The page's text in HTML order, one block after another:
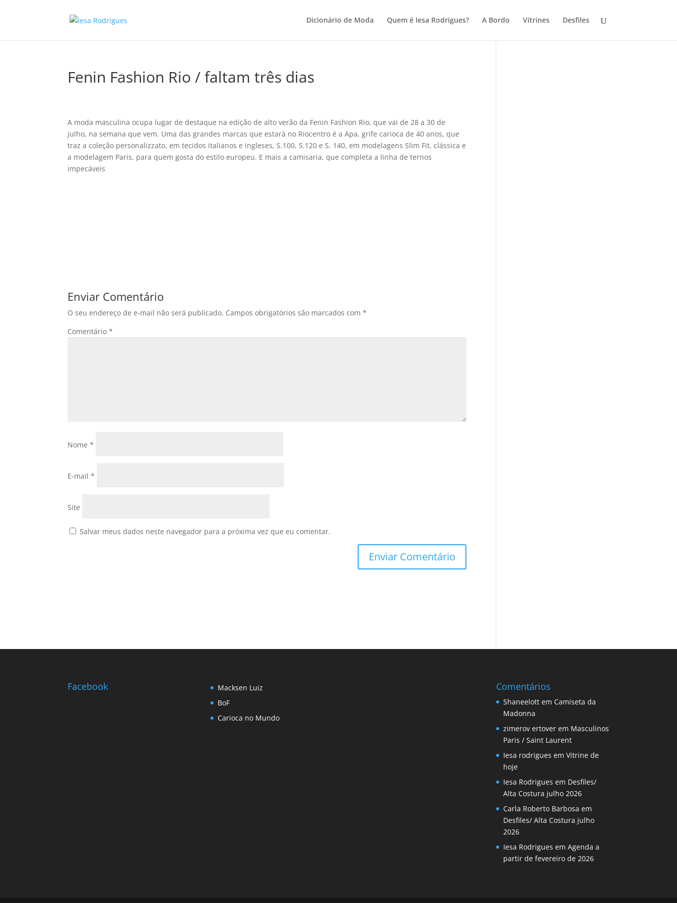
Dicionário de Moda Quem é Iesa Rodrigues? A Bordo Vitrines Desfiles
Fenin Fashion Rio / faltam três dias
A moda masculina ocupa lugar de destaque na edição de alto verão da Fenin Fashion Rio, que vai de 28 a 30 de
julho, na semana que vem. Uma das grandes marcas que estará no Riocentro é a Apa, grife carioca de 40 anos, que
traz a coleção personalizzato, em tecidos italianos e ingleses, S.100, S.120 e S. 140, em modelagens Slim Fit, clássica e
a modelagem Paris, para quem gosta do estilo europeu. E mais a camisaria, que completa a linha de ternos
impecáveis
Enviar Comentário
O seu endereço de e-mail não será publicado. Campos obrigatórios são marcados com*
Comentário*
Nome*
E-mail*
Site
Salvar meus dados neste navegador para a próxima vez que eu comentar.
Facebook
Macksen Luiz
BoF
Carioca no Mundo
Comentários
Shaneelott em Camiseta da
Madonna
zimerov ertover em Masculinos
Paris / Saint Laurent
Iesa rodrigues emVitrine de
hoje
Iesa Rodrigues em Desfiles/
Alta Costura julho 2026
Carla Roberto Barbosa em
Desfiles/ Alta Costura julho
2026
Iesa Rodrigues emAgenda a
partir de fevereiro de 2026